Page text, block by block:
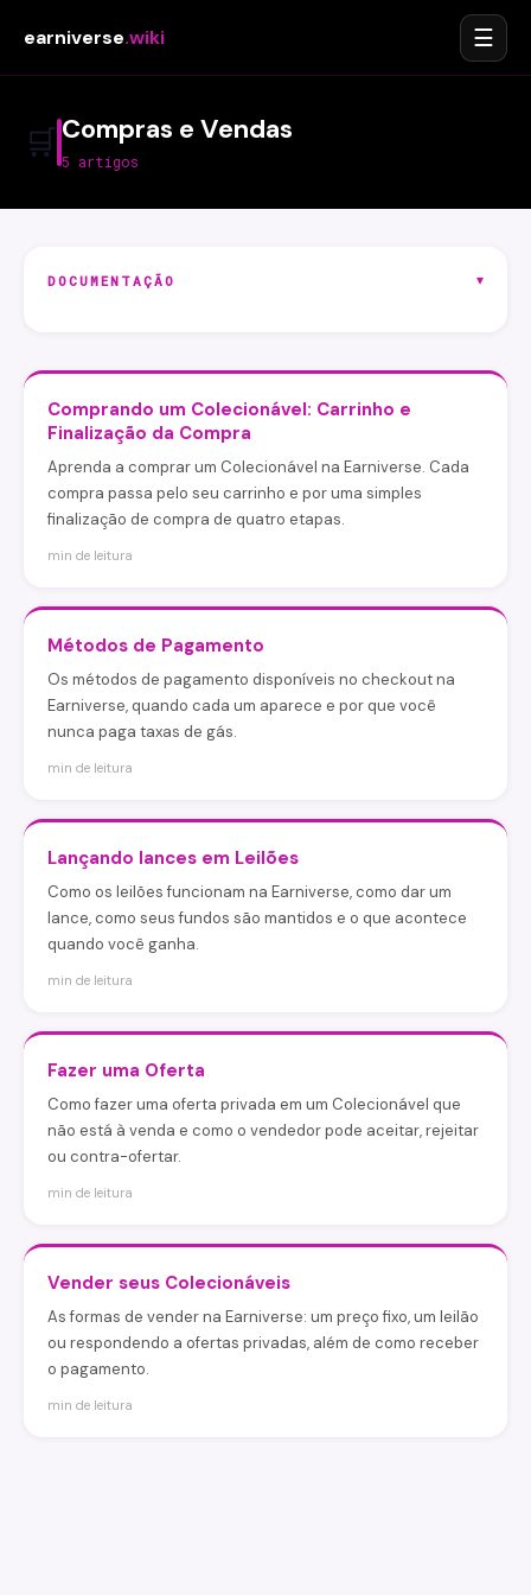
earniverse.wiki ☰
🛒 Compras e Vendas
5 artigos
DOCUMENTAÇÃO ▾
Comprando um Colecionável: Carrinho e
Finalização da Compra
Aprenda a comprar um Colecionável na Earniverse. Cada
compra passa pelo seu carrinho e por uma simples
finalização de compra de quatro etapas.
min de leitura
Métodos de Pagamento
Os métodos de pagamento disponíveis no checkout na
Earniverse, quando cada um aparece e por que você
nunca paga taxas de gás.
min de leitura
Lançando lances em Leilões
Como os leilões funcionam na Earniverse, como dar um
lance, como seus fundos são mantidos e o que acontece
quando você ganha.
min de leitura
Fazer uma Oferta
Como fazer uma oferta privada em um Colecionável que
não está à venda e como o vendedor pode aceitar, rejeitar
ou contra-ofertar.
min de leitura
Vender seus Colecionáveis
As formas de vender na Earniverse: um preço fixo, um leilão
ou respondendo a ofertas privadas, além de como receber
o pagamento.
min de leitura